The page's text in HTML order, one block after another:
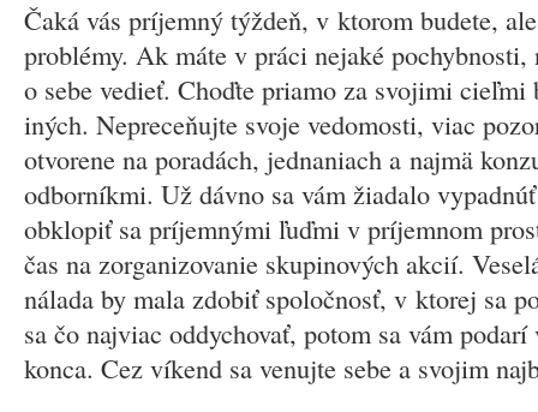
Čaká vás príjemný týždeň, v ktorom budete,
problémy. Ak máte v práci nejaké pochybnosti,
o sebe vedieť. Choďte priamo za svojimi cieľmi
iných. Nepreceňujte svoje vedomosti, viac
otvorene na poradách, jednaniach a najmä
odborníkmi. Už dávno sa vám žiadalo
obklopiť sa príjemnými ľuďmi v príjemnom
čas na zorganizovanie skupinových akcií.
nálada by mala zdobiť spoločnosť, v ktorej sa
sa čo najviac oddychovať, potom sa vám
konca. Cez víkend sa venujte sebe a svojim